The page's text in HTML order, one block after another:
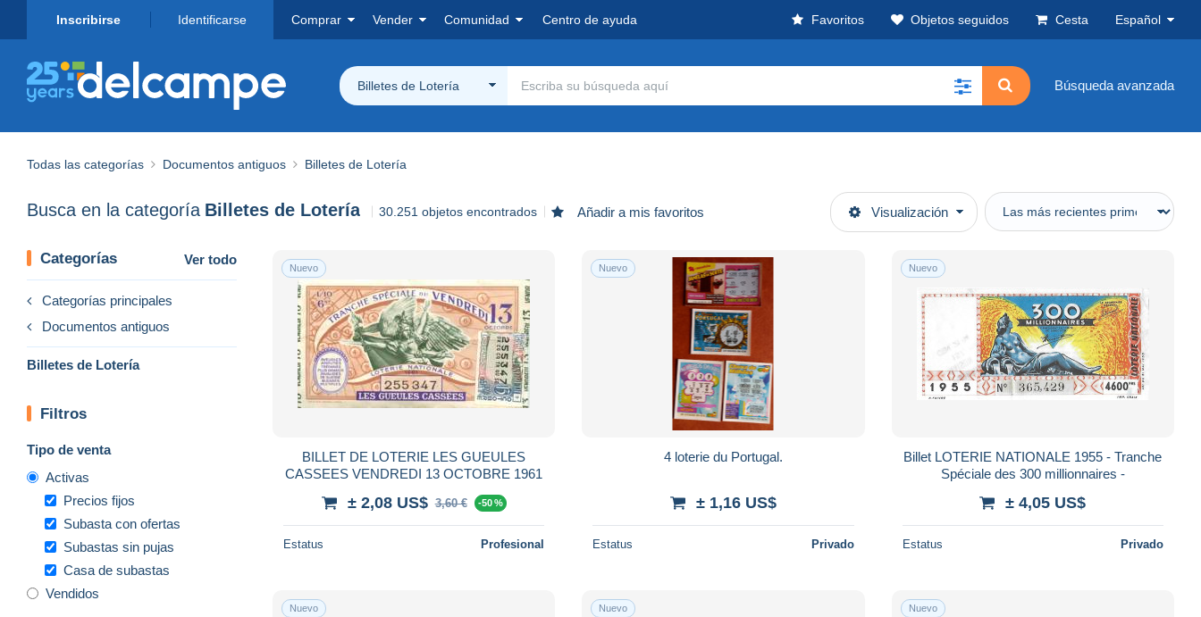
Inscribirse Identificarse Comprar Vender Comunidad Centro de ayuda Favoritos Objetos seguidos Cesta Español
Billetes de Lotería Búsqueda avanzada
Todas las categorías Documentos antiguos Billetes de Lotería
Busca en la categoría Billetes de Lotería 30.251 objetos encontrados Añadir a mis favoritos Visualización
Categorías Ver todo
Categorías principales
Documentos antiguos
Billetes de Lotería
Filtros
Tipo de venta
Activas
Precios fijos
Subasta con ofertas
Subastas sin pujas
Casa de subastas
Vendidos
Nuevo
BILLET DE LOTERIE LES GUEULES
CASSEES VENDREDI 13 OCTOBRE 1961
± 2,08 US$ 3,60 € -50 %
Estatus Profesional
Nuevo
4 loterie du Portugal.
± 1,16 US$
Estatus Privado
Nuevo
Billet LOTERIE NATIONALE 1955 - Tranche
Spéciale des 300 millionnaires -
± 4,05 US$
Estatus Privado
Nuevo Nuevo Nuevo